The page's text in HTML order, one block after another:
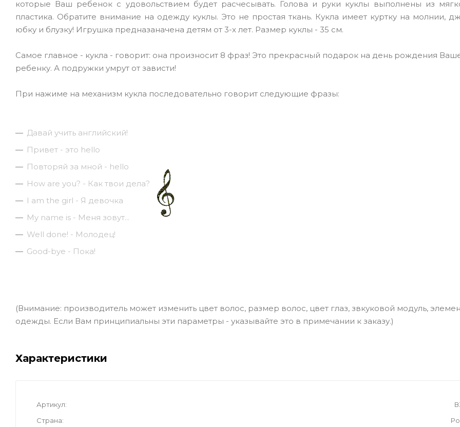
которые Ваш ребенок с удовольствием будет расчесывать. Голова и руки куклы выполнены из
пластика. Обратите внимание на одежду куклы. Это не простая ткань. Кукла имеет куртку на молнии,
юбку и блузку! Игрушка предназаначена детям от 3-х лет. Размер куклы - 35 см.
Самое главное - кукла - говорит: она произносит 8 фраз! Это прекрасный подарок на день рождения
ребенку. А подружки умрут от зависти!
При нажиме на механизм кукла последовательно говорит следующие фразы:
Давай учить английский!
Привет - это hello
Повторяй за мной - hello
How are you? - Как твои дела?
I am the girl - Я девочка
My name is - Меня зовут...
Well done! - Молодец!
Good-bye - Пока!
(Внимание: производитель может изменить цвет волос, размер волос, цвет глаз, звкуковой модуль,
одежды. Если Вам принципиальны эти параметры - указывайте это в примечании к заказу.)
Характеристики
Артикул
Страна